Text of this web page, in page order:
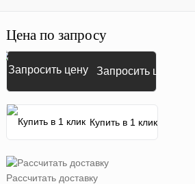
Цена по запросу
Запросить цену
Купить в 1 клик
Рассчитать доставку